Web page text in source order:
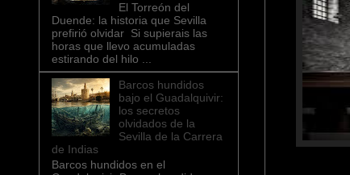
El Torreón del
Duende: la historia que Sevilla
prefirió olvidar Si supierais las
horas que llevo acumuladas
estirando del hilo ...
Barcos hundidos
bajo el Guadalquivir:
los secretos
olvidados de la
Sevilla de la Carrera
de Indias
Barcos hundidos en el